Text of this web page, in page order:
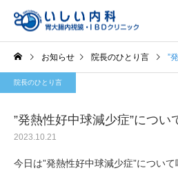
一般内科
お知らせ 院長のひとり言 ”
院長のひとり言
”発熱性好中球減少症”につい
2023.10.21
今日は”発熱性好中球減少症”について